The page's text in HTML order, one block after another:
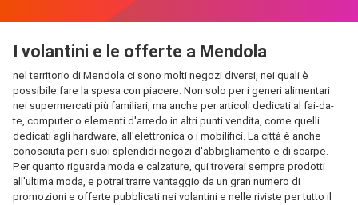
I volantini e le offerte a Mendola
nel territorio di Mendola ci sono molti negozi diversi, nei quali è
possibile fare la spesa con piacere. Non solo per i generi alimentari
nei supermercati più familiari, ma anche per articoli dedicati al fai-da-
te, computer o elementi d'arredo in altri punti vendita, come quelli
dedicati agli hardware, all'elettronica o i mobilifici. La città è anche
conosciuta per i suoi splendidi negozi d'abbigliamento e di scarpe.
Per quanto riguarda moda e calzature, qui troverai sempre prodotti
all'ultima moda, e potrai trarre vantaggio da un gran numero di
promozioni e offerte pubblicati nei volantini e nelle riviste per tutto il